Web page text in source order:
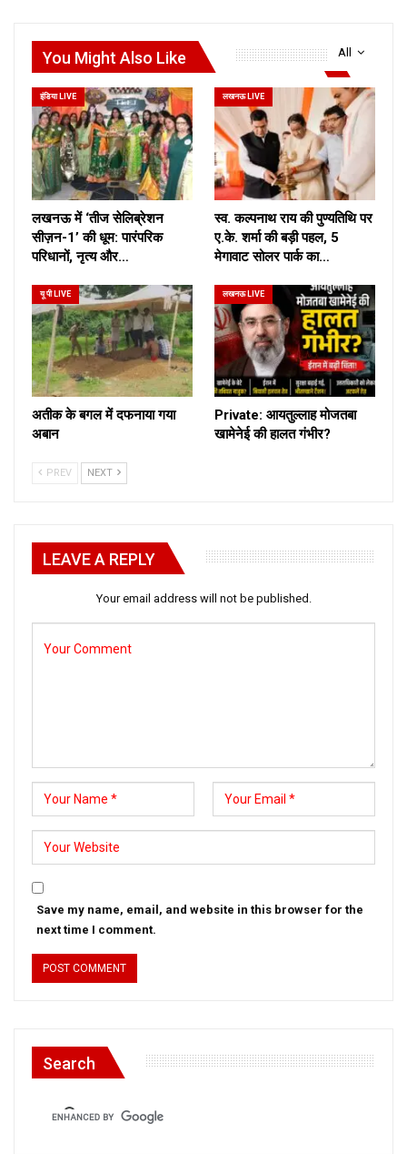
All
You Might Also Like
इंडिया LIVE
लखनऊ में ‘तीज सेलिब्रेशन
सीज़न-1’ की धूम: पारंपरिक
परिधानों, नृत्य और…
लखनऊ LIVE
स्व. कल्पनाथ राय की पुण्यतिथि पर
ए.के. शर्मा की बड़ी पहल, 5
मेगावाट सोलर पार्क का…
यू पी LIVE
अतीक के बगल में दफनाया गया
अबान
लखनऊ LIVE
Private: आयतुल्लाह मोजतबा
खामेनेई की हालत गंभीर?
PREV NEXT
LEAVE A REPLY
Your email address will not be published.
Save my name, email, and website in this browser for the
next time I comment.
Search